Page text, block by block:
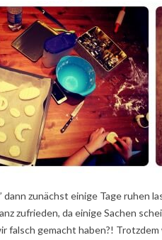
dann zunächst einige Tage ruhen
zufrieden, da einige Sachen
falsch gemacht haben?!